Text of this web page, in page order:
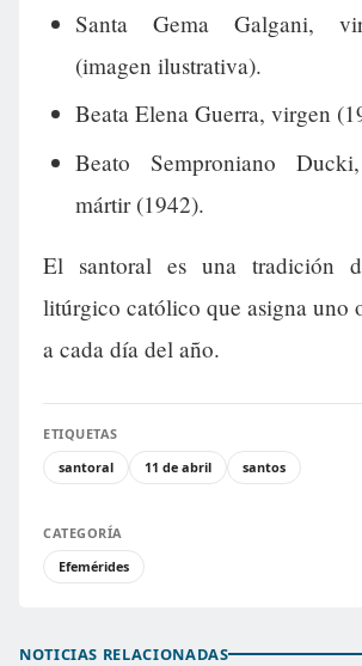
Santa Gema Galgani,
(imagen ilustrativa).
Beata Elena Guerra, virgen
Beato Semproniano
mártir (1942).
El santoral es una tradición
litúrgico católico que asigna uno
a cada día del año.
ETIQUETAS
santoral
11 de abril santos
CATEGORÍA
Efemérides
NOTICIAS RELACIONADAS